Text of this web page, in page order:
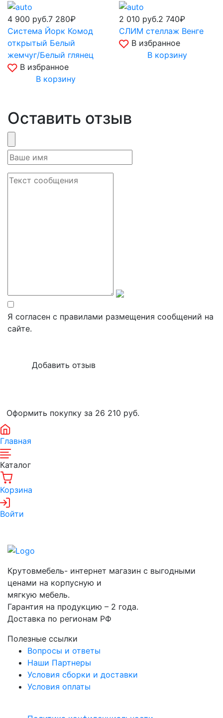
4 900 руб.7 280₽
Система Йорк Комод
открытый Белый
жемчуг/Белый глянец
В избранное
В корзину
2 010 руб.2 740₽
СЛИМ стеллаж Венге
В избранное
В корзину
Оставить отзыв
Я согласен с правилами размещения сообщений на
сайте.
Оформить покупку за 26 210 руб.
Главная
Каталог
Корзина
Войти
Крутовмебель- интернет магазин с выгодными
ценами на корпусную и
мягкую мебель.
Гарантия на продукцию – 2 года.
Доставка по регионам РФ
Полезные ссылки
Вопросы и ответы
Наши Партнеры
Условия сборки и доставки
Условия оплаты